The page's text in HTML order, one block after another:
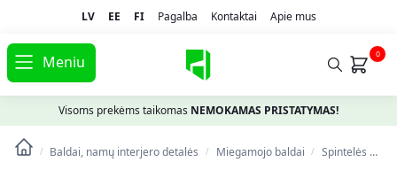
LV EE FI Pagalba Kontaktai Apie mus
Meniu 0
Visoms prekėms taikomas NEMOKAMAS PRISTATYMAS!
/ Baldai, namų interjero detalės / Miegamojo baldai / Spintelės prie lovos